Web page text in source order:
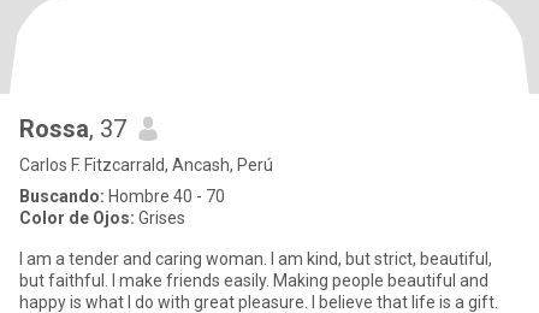
Rossa, 37
Carlos F. Fitzcarrald, Ancash, Perú
Buscando: Hombre 40 - 70
Color de Ojos: Grises
I am a tender and caring woman. I am kind, but strict, beautiful,
but faithful. I make friends easily. Making people beautiful and
happy is what I do with great pleasure. I believe that life is a gift.